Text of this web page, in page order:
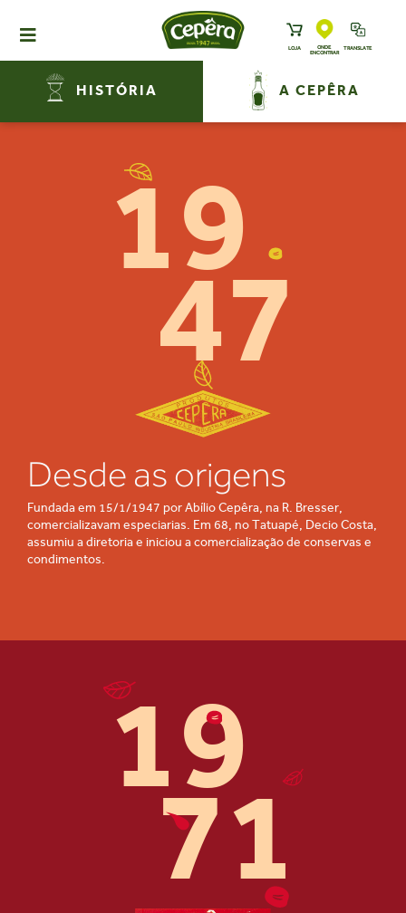
LOJA
ONDE
ENCONTRAR
TRANSLATE
PRODUTOS
ONDE ENCONTRAR
HISTÓRIA A CEPÊRA
19
47
Desde as origens
Fundada em 15/1/1947 por Abílio Cepêra, na R. Bresser,
comercializavam especiarias. Em 68, no Tatuapé, Decio Costa,
assumiu a diretoria e iniciou a comercialização de conservas e
condimentos.
19
71